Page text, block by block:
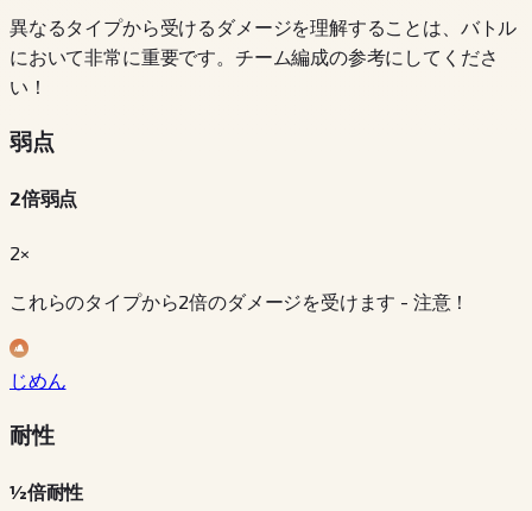
異なるタイプから受けるダメージを理解することは、バトル
において非常に重要です。チーム編成の参考にしてくださ
い！
弱点
2倍弱点
2×
これらのタイプから2倍のダメージを受けます - 注意！
じめん
耐性
½倍耐性